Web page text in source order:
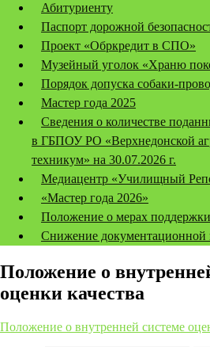
Абитуриенту
Паспорт дорожной
Проект «Обркредит в СПО»
Музейный уголок «Храню
Порядок допуска собаки-
Мастер года 2025
Сведения о количестве
в ГБПОУ РО «Верхнедонской
техникум» на 30.07.2026 г.
Медиацентр «Училищный
«Мастер года 2026»
Положение о мерах
Снижение документационной
Положение о
оценки качества
Положение о внутренней системе